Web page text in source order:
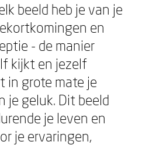
beeld heb je van je
en
- de manier
kijkt en jezelf
in grote mate je
je geluk. Dit beeld
je leven en
je ervaringen,